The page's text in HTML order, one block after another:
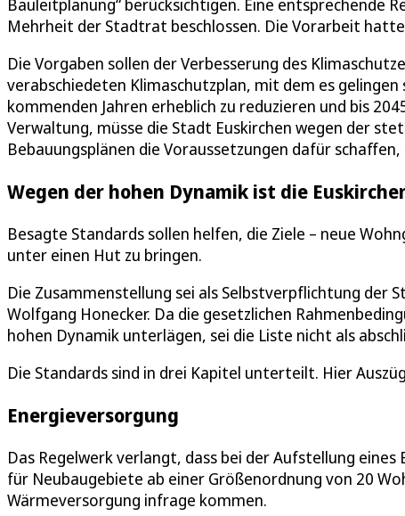
Bauleitplanung“ berücksichtigen. Eine entsprechende
Mehrheit der Stadtrat beschlossen. Die Vorarbeit
Die Vorgaben sollen der Verbesserung des
verabschiedeten Klimaschutzplan, mit dem es
kommenden Jahren erheblich zu reduzieren und bis
Verwaltung, müsse die Stadt Euskirchen wegen der
Bebauungsplänen die Voraussetzungen dafür
Wegen der hohen Dynamik ist die
Besagte Standards sollen helfen, die Ziele – neue
unter einen Hut zu bringen.
Die Zusammenstellung sei als Selbstverpflichtung der
Wolfgang Honecker. Da die gesetzlichen
hohen Dynamik unterlägen, sei die Liste nicht als
Die Standards sind in drei Kapitel unterteilt. Hier
Energieversorgung
Das Regelwerk verlangt, dass bei der Aufstellung eines
für Neubaugebiete ab einer Größenordnung von 20
Wärmeversorgung infrage kommen.